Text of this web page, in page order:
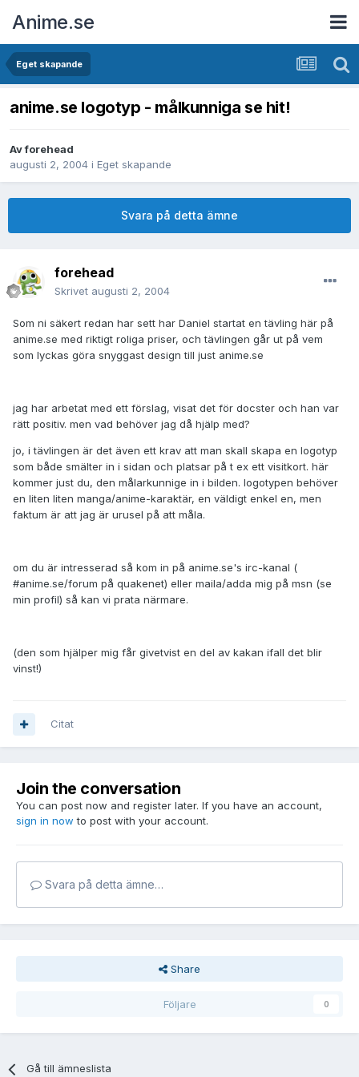
Anime.se
Eget skapande
anime.se logotyp - målkunniga se hit!
Avforehead
augusti 2, 2004 i Eget skapande
Svara på detta ämne
forehead
Skrivet augusti 2, 2004
Som ni säkert redan har sett har Daniel startat en tävling här på
anime.se med riktigt roliga priser, och tävlingen går ut på vem
som lyckas göra snyggast design till just anime.se
jag har arbetat med ett förslag, visat det för docster och han var
rätt positiv. men vad behöver jag då hjälp med?
jo, i tävlingen är det även ett krav att man skall skapa en logotyp
som både smälter in i sidan och platsar på t ex ett visitkort. här
kommer just du, den målarkunnige in i bilden. logotypen behöver
en liten liten manga/anime-karaktär, en väldigt enkel en, men
faktum är att jag är urusel på att måla.
om du är intresserad så kom in på anime.se's irc-kanal (
#anime.se/forum på quakenet) eller maila/adda mig på msn (se
min profil) så kan vi prata närmare.
(den som hjälper mig får givetvist en del av kakan ifall det blir
vinst!)
Citat
Join the conversation
You can post now and register later. If you have an account,
sign in now to post with your account.
Svara på detta ämne…
Share
Följare 0
Gå till ämneslista